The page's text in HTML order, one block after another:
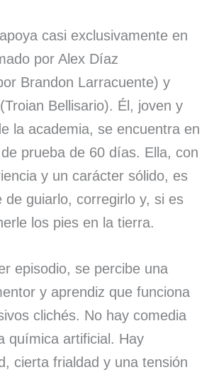
casi exclusivamente en
por Alex Díaz
Brandon Larracuente) y
Bellisario). Él, joven y
la academia, se encuentra en
prueba de 60 días. Ella, con
y un carácter sólido, es
de guiarlo, corregirlo y, si es
los pies en la tierra.
episodio, se percibe una
y aprendiz que funciona
clichés. No hay comedia
química artificial. Hay
cierta frialdad y una tensión